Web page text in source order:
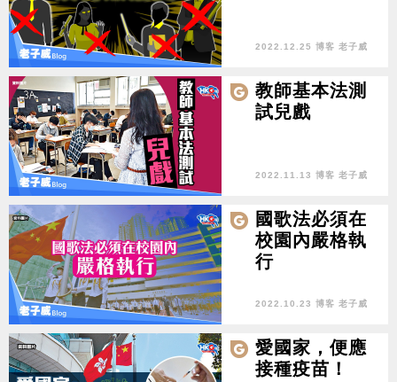
2022.12.25 博客 老子威
教師基本法測
試兒戲
2022.11.13 博客 老子威
國歌法必須在
校園內嚴格執
行
2022.10.23 博客 老子威
愛國家，便應
接種疫苗！